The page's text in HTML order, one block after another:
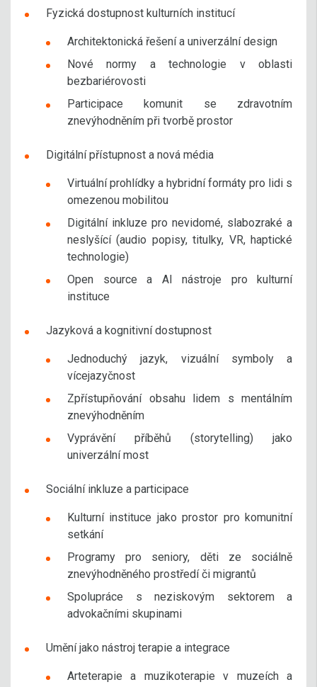
Fyzická dostupnost kulturních institucí
Architektonická řešení a univerzální design
Nové normy a technologie v oblasti
bezbariérovosti
Participace komunit se zdravotním
znevýhodněním při tvorbě prostor
Digitální přístupnost a nová média
Virtuální prohlídky a hybridní formáty pro lidi s
omezenou mobilitou
Digitální inkluze pro nevidomé, slabozraké a
neslyšící (audio popisy, titulky, VR, haptické
technologie)
Open source a AI nástroje pro kulturní
instituce
Jazyková a kognitivní dostupnost
Jednoduchý jazyk, vizuální symboly a
vícejazyčnost
Zpřístupňování obsahu lidem s mentálním
znevýhodněním
Vyprávění příběhů (storytelling) jako
univerzální most
Sociální inkluze a participace
Kulturní instituce jako prostor pro komunitní
setkání
Programy pro seniory, děti ze sociálně
znevýhodněného prostředí či migrantů
Spolupráce s neziskovým sektorem a
advokačními skupinami
Umění jako nástroj terapie a integrace
Arteterapie a muzikoterapie v muzeích a